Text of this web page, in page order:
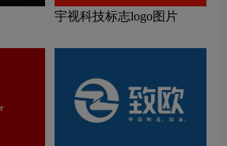
宇视科技标志logo图片